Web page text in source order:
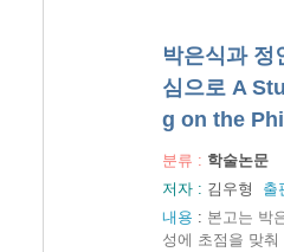
박은식과 정
심으로 A
g on the
분류 : 학술논문
저자 : 김우형
출
내용 : 본고는 박
성에 초점을 맞